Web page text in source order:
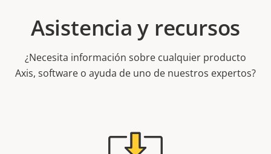
Asistencia y recursos
¿Necesita información sobre cualquier producto
Axis, software o ayuda de uno de nuestros expertos?